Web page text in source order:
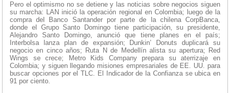
Pero el optimismo no se detiene y las noticias sobre negocios siguen
su marcha: LAN inició la operación regional en Colombia; luego de la
compra del Banco Santander por parte de la chilena CorpBanca,
donde el Grupo Santo Domingo tiene participación, su presidente,
Alejandro Santo Domingo, anunció que tiene planes en el país;
Interbolsa lanza plan de expansión; Dunkin’ Donuts duplicará su
negocio en cinco años; Ruta N de Medellín alista su apertura; Red
Wings se crece; Metro Kids Company prepara su aterrizaje en
Colombia; y siguen llegando misiones empresariales de EE. UU. para
buscar opciones por el TLC. El Indicador de la Confianza se ubica en
91 por ciento.